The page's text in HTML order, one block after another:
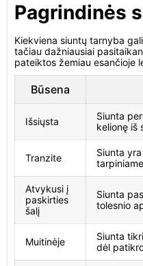
Pagrindinės
Kiekviena siuntų tarnyba
tačiau dažniausiai
pateiktos žemiau esančioje
Būsena
Išsiųsta
Siunta
kelionę iš
Tranzite
Siunta
Atvykusi į
paskirties
šalį
Siunta
tolesnio
Muitinėje
Siunta
dėl